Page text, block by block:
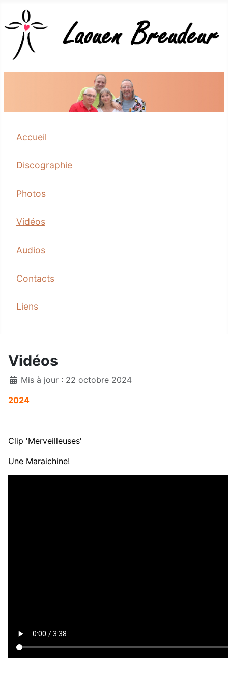
Accueil
Discographie
Photos
Vidéos
Audios
Contacts
Liens
Vidéos
Mis à jour : 22 octobre 2024
2024
Clip 'Merveilleuses'
Une Maraichine!